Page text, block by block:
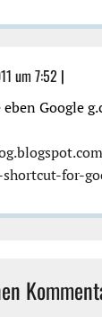
um 7:52 |
Google
for-